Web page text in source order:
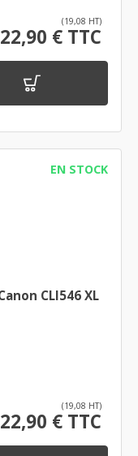
(19,08 HT)
22,90 € TTC
EN STOCK
CLI546 XL
(19,08 HT)
22,90 € TTC